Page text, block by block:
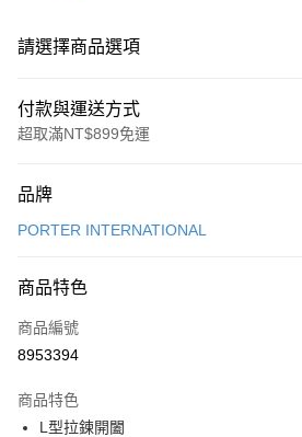
請選擇商品選項
付款與運送方式
超取滿NT$899免運
信用卡一次付款
Apple Pay
街口支付
Google Pay
品牌
PORTER INTERNATIONAL
商品特色
商品編號
8953394
商品特色
L型拉鍊開闔